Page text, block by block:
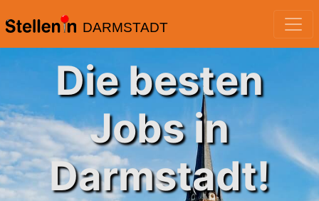
DARMSTADT
Die besten
Jobs in
Darmstadt!